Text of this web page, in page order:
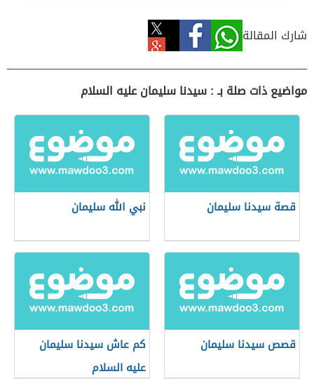
شارك المقالة
مواضيع ذات صلة بـ : سيدنا سليمان عليه السلام
قصة سيدنا سليمان نبي الله سليمان
قصص سيدنا سليمان
كم عاش سيدنا سليمان
عليه السلام